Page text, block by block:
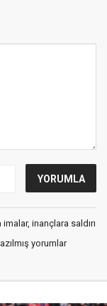
inançlara saldırı
yorumlar